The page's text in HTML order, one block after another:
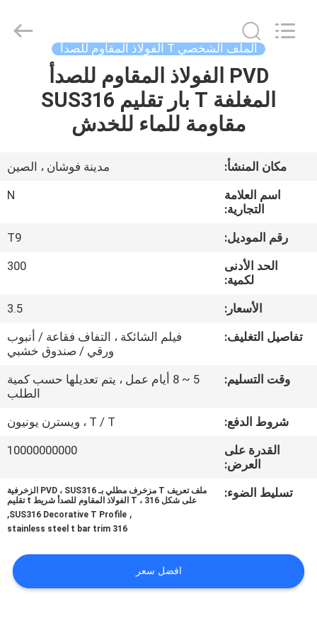
الصفحة
الرئيسية
معلومات
جولة
المعمل
الجودة
اتصل
أخبار
خريطة
supplier.
الملف الشخصي T الفولاذ المقاوم للصدأ
PVD الفولاذ المقاوم للصدأ
المغلفة T بار تقليم SUS316
مقاومة للماء للخدش
مكان المنشأ:
مدينة فوشان ، الصين
اسم العلامة
التجارية:
N
رقم الموديل:
T9
الحد الأدنى
لكمية:
300
الأسعار:
3.5
تفاصيل التغليف:
فيلم الشائكة ، التفاف فقاعة / أنبوب
ورقي / صندوق خشبي
وقت التسليم:
5 ~ 8 أيام عمل ، يتم تعديلها حسب كمية
الطلب
شروط الدفع:
T / T ، ويسترن يونيون
القدرة على
العرض:
10000000000
تسليط الضوء:
ملف تعريف T مزخرف مطلي بـ PVD ، SUS316 الزخرفية
على شكل T ، 316 الفولاذ المقاوم للصدأ شريط t تقليم
,
SUS316 Decorative T Profile
,
316 stainless steel t bar trim
افضل سعر